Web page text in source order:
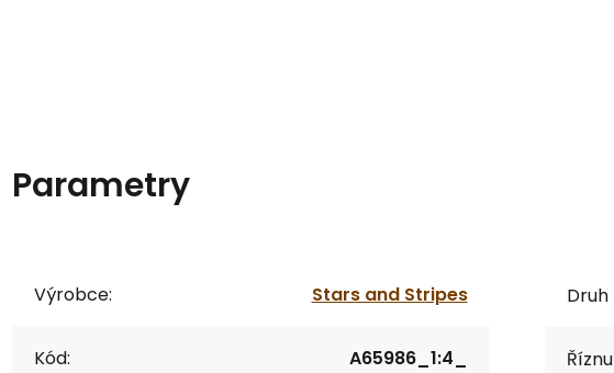
Parametry
Výrobce: Stars and Stripes
Kód: A65986_1:4_